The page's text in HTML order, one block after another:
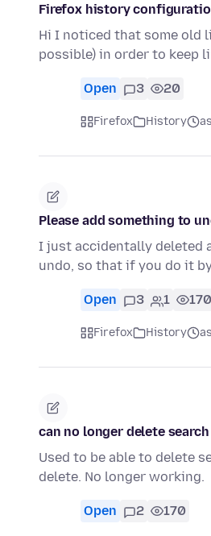
Firefox history
Hi I noticed that some old
possible) in order to keep
Open 3 20
Firefox History
Please add something to
I just accidentally deleted
undo, so that if you do it
Open 3 1 170
Firefox History
can no longer delete
Used to be able to delete
delete. No longer working.
Open 2 170